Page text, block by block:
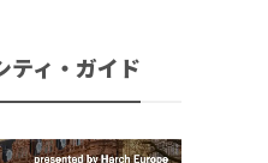
ティ・ガイド